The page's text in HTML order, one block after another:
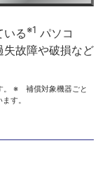
いる※1 パソコ
失故障や破損など
。 ※ 補償対象機器ごと
す。